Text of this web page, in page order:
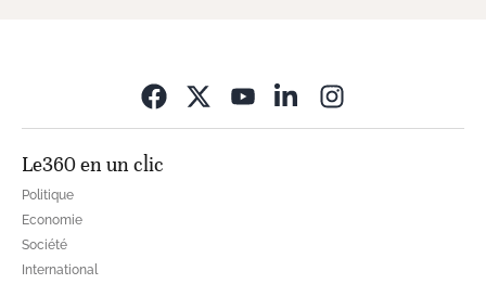
Le360 en un clic
Politique
Economie
Société
International